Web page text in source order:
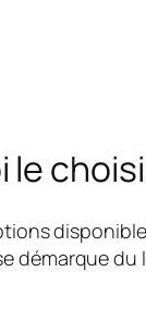
le
démarque du